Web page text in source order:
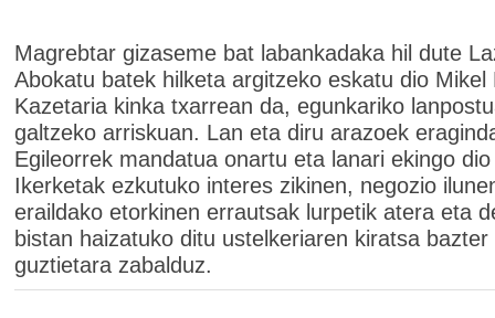
Magrebtar gizaseme bat labankadaka hil dute
Abokatu batek hilketa argitzeko eskatu dio Mikel
Kazetaria kinka txarrean da, egunkariko
galtzeko arriskuan. Lan eta diru arazoek
Egileorrek mandatua onartu eta lanari ekingo
Ikerketak ezkutuko interes zikinen, negozio
eraildako etorkinen errautsak lurpetik atera eta
bistan haizatuko ditu ustelkeriaren kiratsa bazter
guztietara zabalduz.